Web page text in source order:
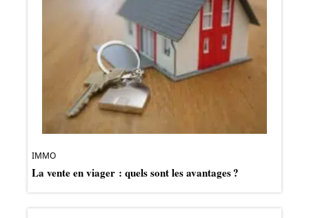
IMMO
La vente en viager : quels sont les avantages ?